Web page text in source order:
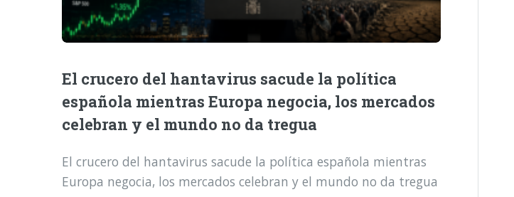
El crucero del hantavirus sacude la política
española mientras Europa negocia, los mercados
celebran y el mundo no da tregua
El crucero del hantavirus sacude la política española mientras
Europa negocia, los mercados celebran y el mundo no da tregua